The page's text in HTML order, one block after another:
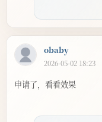
obaby
2026-05-02 18:23
申请了，看看效果